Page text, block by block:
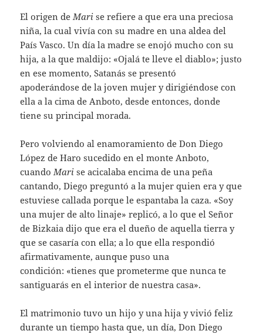
El origen deMari se refiere a que era una preciosa
niña, la cual vivía con su madre en una aldea del
País Vasco. Un día la madre se enojó mucho con su
hija, a la que maldijo: «Ojalá te lleve el diablo»; justo
en ese momento, Satanás se presentó
apoderándose de la joven mujer y dirigiéndose con
ella a la cima de Anboto, desde entonces, donde
tiene su principal morada.
Pero volviendo al enamoramiento de Don Diego
López de Haro sucedido en el monte Anboto,
cuandoMari se acicalaba encima de una peña
cantando, Diego preguntó a la mujer quien era y que
estuviese callada porque le espantaba la caza. «Soy
una mujer de alto linaje» replicó, a lo que el Señor
de Bizkaia dijo que era el dueño de aquella tierra y
que se casaría con ella; a lo que ella respondió
afirmativamente, aunque puso una
condición: «tienes que prometerme que nunca te
santiguarás en el interior de nuestra casa».
El matrimonio tuvo un hijo y una hija y vivió feliz
durante un tiempo hasta que, un día, Don Diego